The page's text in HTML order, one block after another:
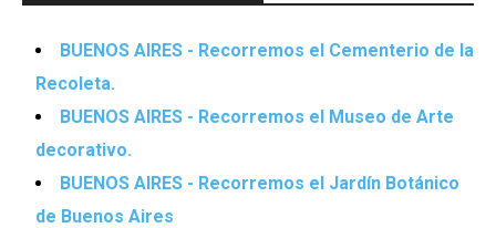
BUENOS AIRES - Recorremos el Cementerio de la
Recoleta.
BUENOS AIRES - Recorremos el Museo de Arte
decorativo.
BUENOS AIRES - Recorremos el Jardín Botánico
de Buenos Aires